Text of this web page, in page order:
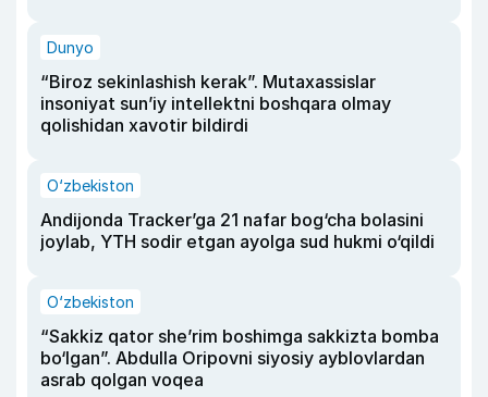
Dunyo
“Biroz sekinlashish kerak”. Mutaxassislar
insoniyat sun’iy intellektni boshqara olmay
qolishidan xavotir bildirdi
O‘zbekiston
Andijonda Tracker’ga 21 nafar bog‘cha bolasini
joylab, YTH sodir etgan ayolga sud hukmi o‘qildi
O‘zbekiston
“Sakkiz qator she’rim boshimga sakkizta bomba
bo‘lgan”. Abdulla Oripovni siyosiy ayblovlardan
asrab qolgan voqea